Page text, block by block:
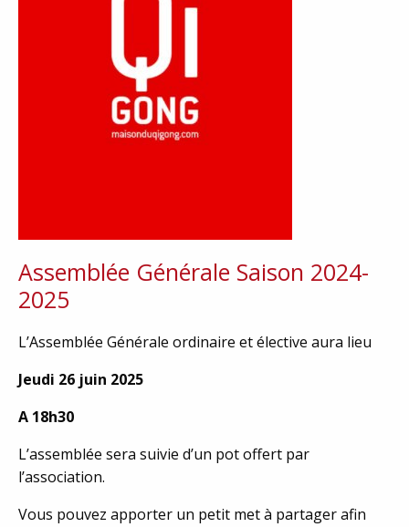
Assemblée Générale Saison 2024-
2025
L’Assemblée Générale ordinaire et élective aura lieu
Jeudi 26 juin 2025
A 18h30
L’assemblée sera suivie d’un pot offert par
l’association.
Vous pouvez apporter un petit met à partager afin